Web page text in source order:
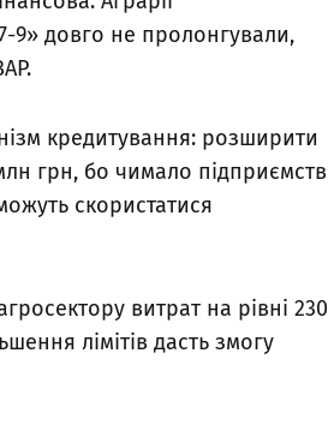
9» довго не пролонгували,
кредитування: розширити
грн, бо чимало підприємств
скористатися
витрат на рівні 230
лімітів дасть змогу